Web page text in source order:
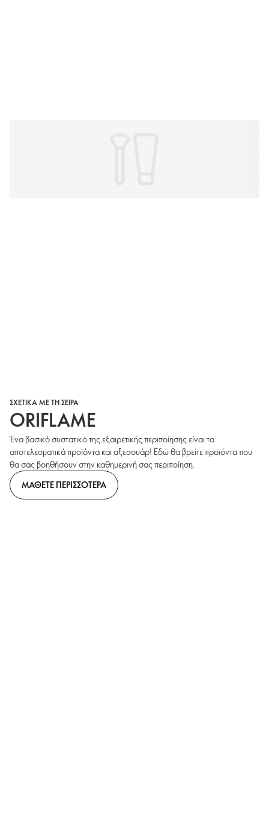
ΣΧΕΤΙΚΑ ΜΕ ΤΗ ΣΕΙΡΑ
ORIFLAME
Ένα βασικό συστατικό της εξαιρετικής περιποίησης είναι τα
αποτελεσματικά προϊόντα και αξεσουάρ! Εδώ θα βρείτε προϊόντα που
θα σας βοηθήσουν στην καθημερινή σας περιποίηση.
ΜΑΘΕΤΕ ΠΕΡΙΣΣΟΤΕΡΑ